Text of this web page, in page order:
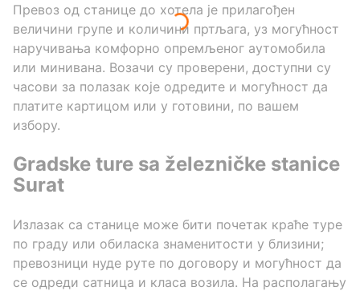
Превоз од станице до хотела је прилагођен
величини групе и количини пртљага, уз могућност
наручивања комфорно опремљеног аутомобила
или минивана. Возачи су проверени, доступни су
часови за полазак које одредите и могућност да
платите картицом или у готовини, по вашем
избору.
Gradske ture sa železničke stanice
Surat
Излазак са станице може бити почетак краће туре
по граду или обиласка знаменитости у близини;
превозници нуде руте по договору и могућност да
се одреди сатница и класa возила. На располагању